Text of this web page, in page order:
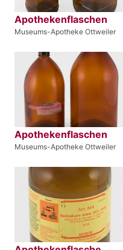
Apothekenflaschen
Museums-Apotheke Ottweiler
Apothekenflaschen
Museums-Apotheke Ottweiler